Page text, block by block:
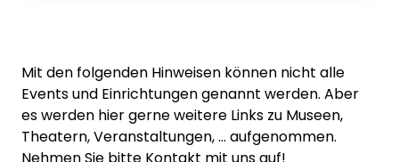
Mit den folgenden Hinweisen können nicht alle
Events und Einrichtungen genannt werden. Aber
es werden hier gerne weitere Links zu Museen,
Theatern, Veranstaltungen, ... aufgenommen.
Nehmen Sie bitte Kontakt mit uns auf!